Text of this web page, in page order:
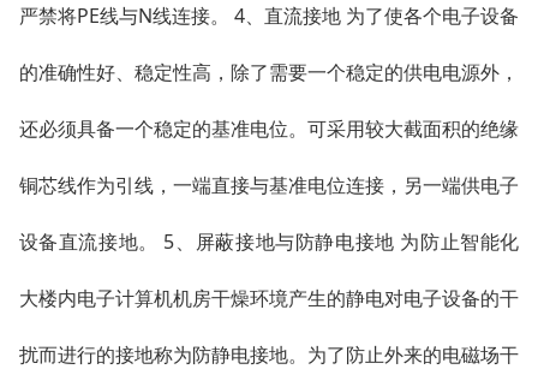
严禁将PE线与N线连接。 4、直流接地 为了使各个电子设备
的准确性好、稳定性高，除了需要一个稳定的供电电源外，
还必须具备一个稳定的基准电位。可采用较大截面积的绝缘
铜芯线作为引线，一端直接与基准电位连接，另一端供电子
设备直流接地。 5、屏蔽接地与防静电接地 为防止智能化
大楼内电子计算机机房干燥环境产生的静电对电子设备的干
扰而进行的接地称为防静电接地。为了防止外来的电磁场干